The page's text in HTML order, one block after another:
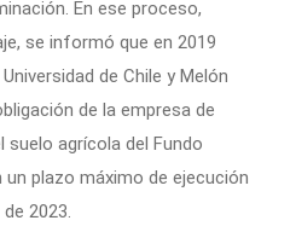
En ese proceso,
se informó que en 2019
de Chile y Melón
de la empresa de
suelo agrícola del Fundo
un plazo máximo de ejecución
2023.